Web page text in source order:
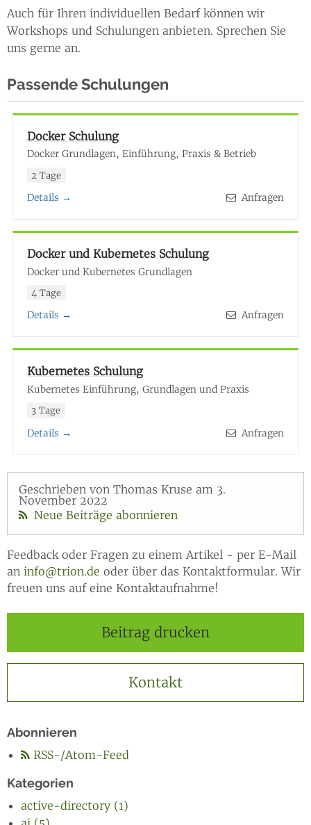
Auch für Ihren individuellen Bedarf können wir
Workshops und Schulungen anbieten. Sprechen Sie
uns gerne an.
Passende Schulungen
Docker Schulung
Docker Grundlagen, Einführung, Praxis & Betrieb
2 Tage
Details →
Anfragen
Docker und Kubernetes Schulung
Docker und Kubernetes Grundlagen
4 Tage
Details →
Anfragen
Kubernetes Schulung
Kubernetes Einführung, Grundlagen und Praxis
3 Tage
Details →
Anfragen
Geschrieben von Thomas Kruse am 3.
November 2022
Neue Beiträge abonnieren
Feedback oder Fragen zu einem Artikel - per E-Mail
an info@trion.de oder über das Kontaktformular. Wir
freuen uns auf eine Kontaktaufnahme!
Beitrag drucken
Kontakt
Abonnieren
RSS-/Atom-Feed
Kategorien
active-directory (1)